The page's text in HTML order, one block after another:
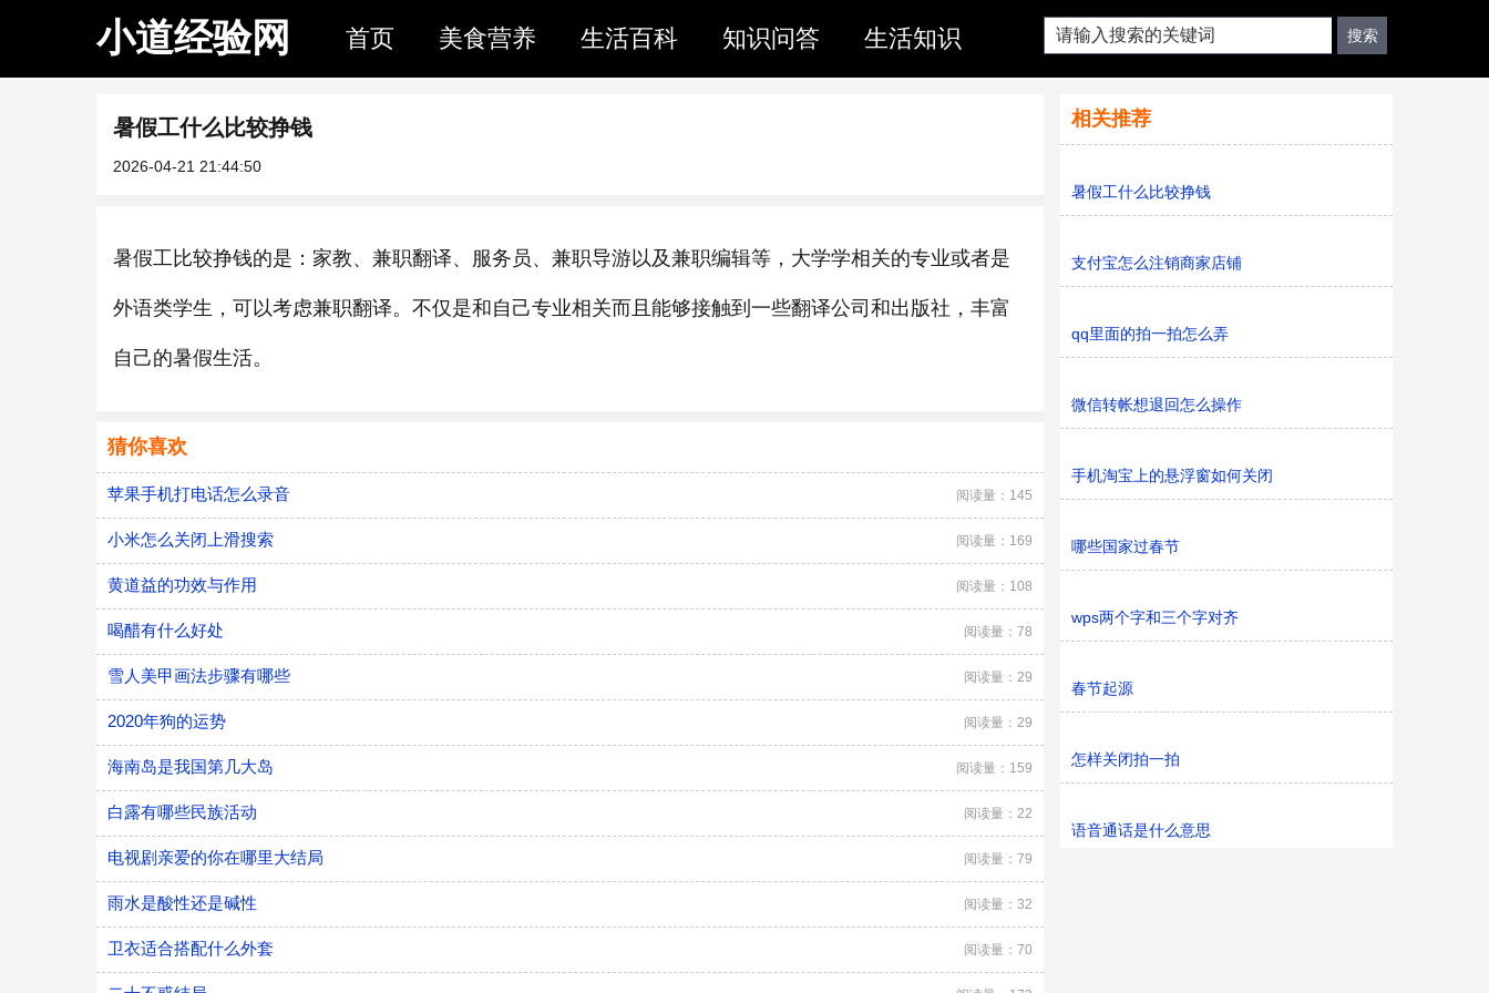
小道经验网 首页 美食营养 生活百科 知识问答 生活知识
暑假工什么比较挣钱
2026-04-21 21:44:50
暑假工比较挣钱的是：家教、兼职翻译、服务员、兼职导游以及兼职编辑等，大学学相关的专业或者是
外语类学生，可以考虑兼职翻译。不仅是和自己专业相关而且能够接触到一些翻译公司和出版社，丰富
自己的暑假生活。
猜你喜欢
苹果手机打电话怎么录音 阅读量：145
小米怎么关闭上滑搜索 阅读量：169
黄道益的功效与作用 阅读量：108
喝醋有什么好处 阅读量：78
雪人美甲画法步骤有哪些 阅读量：29
2020年狗的运势 阅读量：29
海南岛是我国第几大岛 阅读量：159
白露有哪些民族活动 阅读量：22
电视剧亲爱的你在哪里大结局 阅读量：79
雨水是酸性还是碱性 阅读量：32
卫衣适合搭配什么外套 阅读量：70
相关推荐
暑假工什么比较挣钱
支付宝怎么注销商家店铺
qq里面的拍一拍怎么弄
微信转帐想退回怎么操作
手机淘宝上的悬浮窗如何关闭
哪些国家过春节
wps两个字和三个字对齐
春节起源
怎样关闭拍一拍
语音通话是什么意思